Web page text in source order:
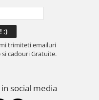
trimiteti emailuri
si cadouri Gratuite.
social media